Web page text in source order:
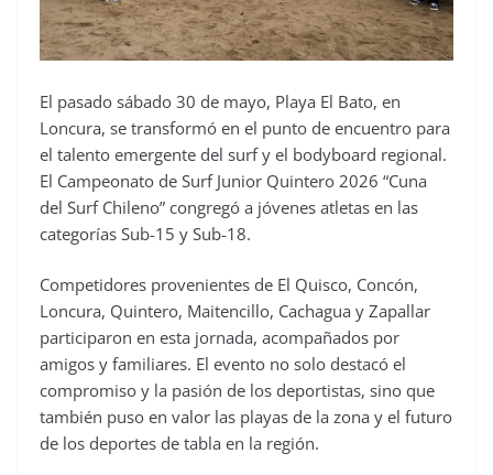
El pasado sábado 30 de mayo, Playa El Bato, en
Loncura, se transformó en el punto de encuentro para
el talento emergente del surf y el bodyboard regional.
El Campeonato de Surf Junior Quintero 2026 “Cuna
del Surf Chileno” congregó a jóvenes atletas en las
categorías Sub-15 y Sub-18.
Competidores provenientes de El Quisco, Concón,
Loncura, Quintero, Maitencillo, Cachagua y Zapallar
participaron en esta jornada, acompañados por
amigos y familiares. El evento no solo destacó el
compromiso y la pasión de los deportistas, sino que
también puso en valor las playas de la zona y el futuro
de los deportes de tabla en la región.